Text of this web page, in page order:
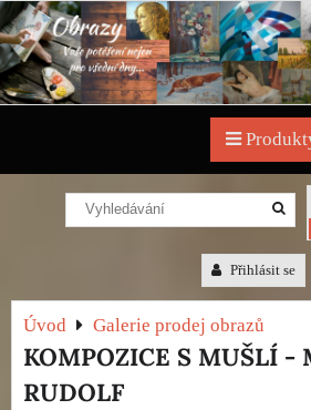
Přihlásit se
Úvod Galerie prodej obrazů
KOMPOZICE S MUŠLÍ -
RUDOLF